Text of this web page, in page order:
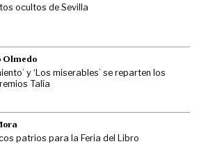
ocultos de Sevilla
Olmedo
y ‘Los miserables’ se reparten los
Talía
patrios para la Feria del Libro